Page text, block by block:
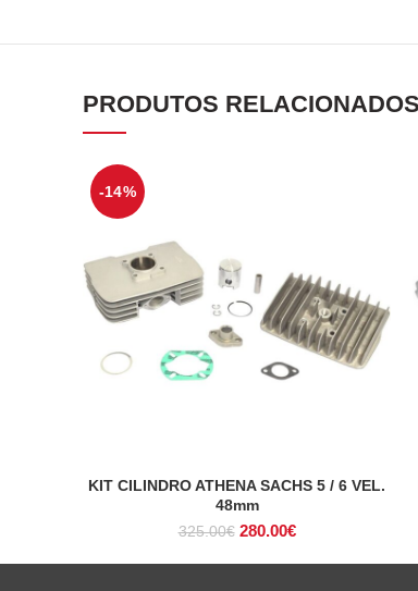
PRODUTOS RELACIONADOS
-14%
ADICIONAR
KIT CILINDRO ATHENA SACHS 5 / 6 VEL.
48mm
325.00€ O
280.00€O